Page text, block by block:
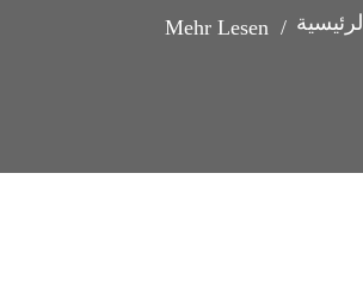
الرئيسية Mehr Lesen